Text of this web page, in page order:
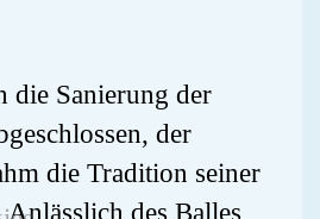
die Sanierung der
der
die Tradition seiner
des Balles